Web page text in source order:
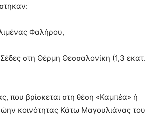
Φαλήρου,
στη Θέρμη Θεσσαλονίκη (1,3 εκατ.
που βρίσκεται στη θέση «Καμπέα» ή
κοινότητας Κάτω Μαγουλιάνας του